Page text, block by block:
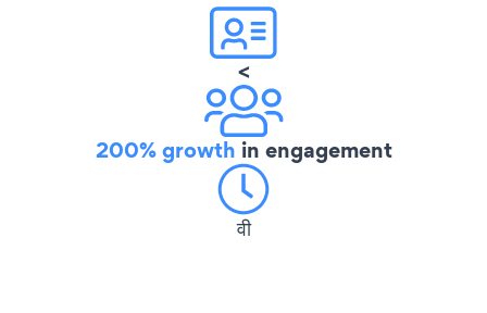
<
200% growth in engagement
वी